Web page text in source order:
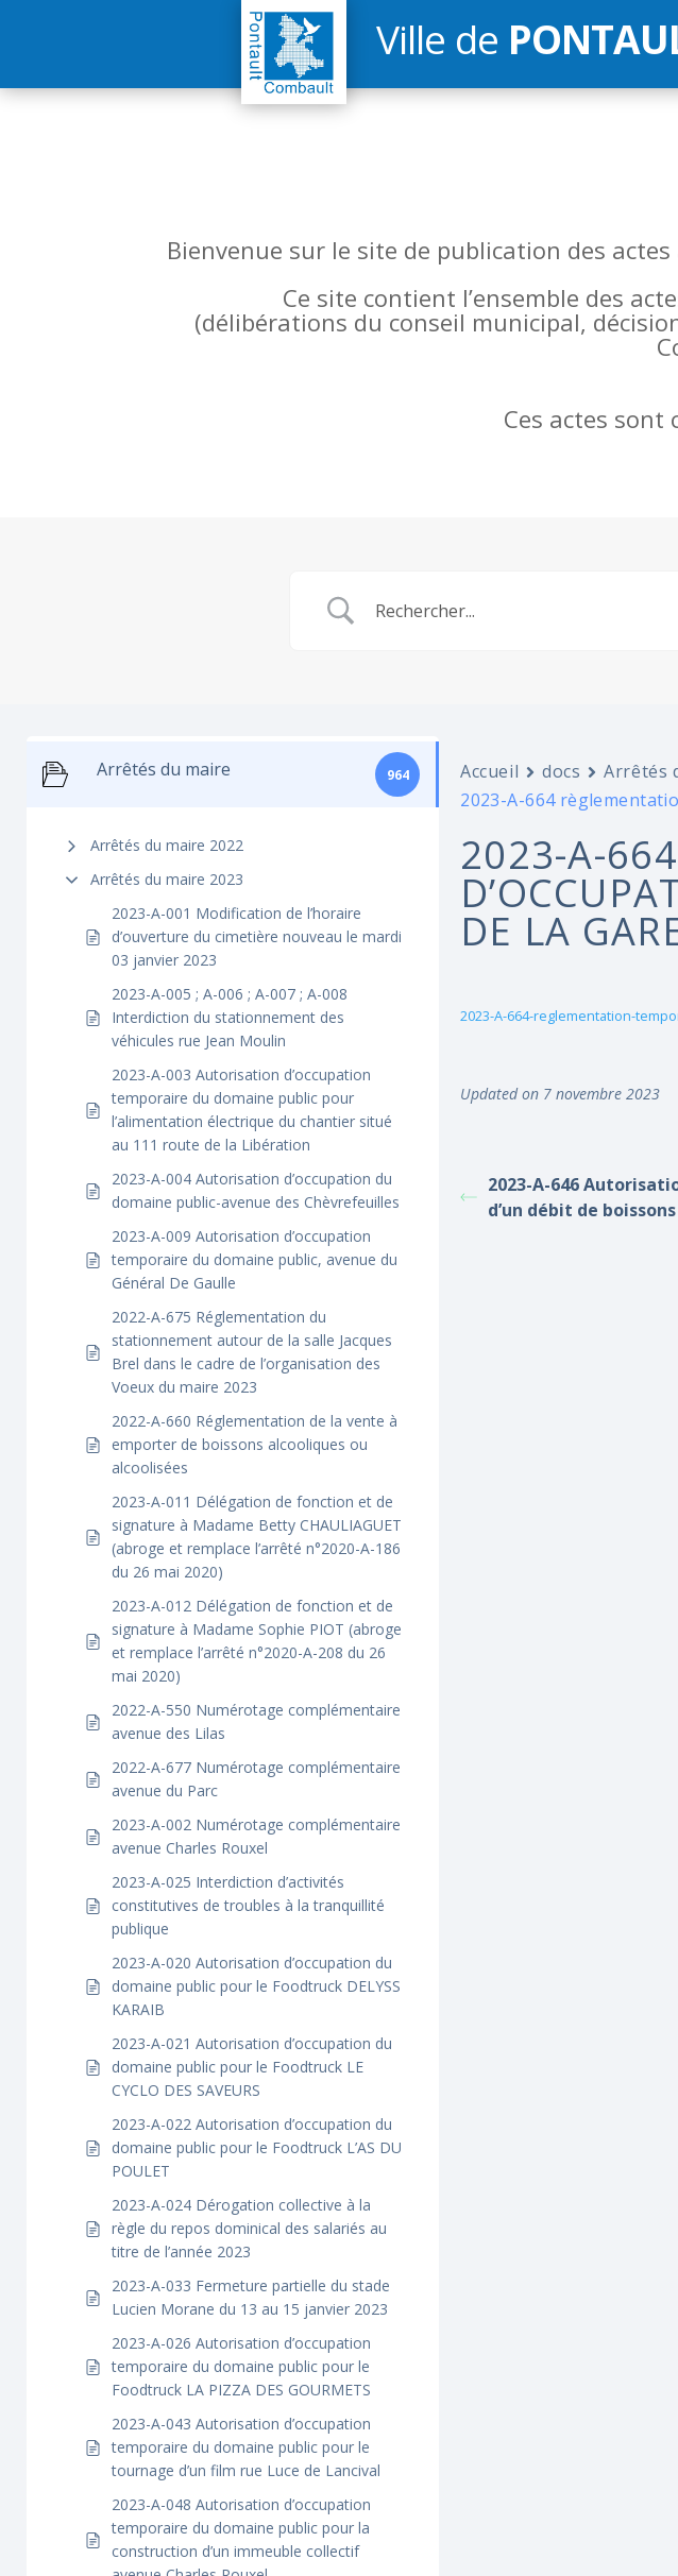
Ville de
Bienvenue sur le site de publication des
Ce site contient l’ensemble des
(délibérations du conseil municipal,
Ces actes
Arrêtés du maire 964
Arrêtés du maire 2022
Arrêtés du maire 2023
2023-A-001 Modification de l’horaire
d’ouverture du cimetière nouveau le mardi
03 janvier 2023
2023-A-005 ; A-006 ; A-007 ; A-008
Interdiction du stationnement des
véhicules rue Jean Moulin
2023-A-003 Autorisation d’occupation
temporaire du domaine public pour
l’alimentation électrique du chantier situé
au 111 route de la Libération
2023-A-004 Autorisation d’occupation du
domaine public-avenue des Chèvrefeuilles
2023-A-009 Autorisation d’occupation
temporaire du domaine public, avenue du
Général De Gaulle
2022-A-675 Réglementation du
stationnement autour de la salle Jacques
Brel dans le cadre de l’organisation des
Voeux du maire 2023
2022-A-660 Réglementation de la vente à
emporter de boissons alcooliques ou
alcoolisées
2023-A-011 Délégation de fonction et de
signature à Madame Betty CHAULIAGUET
(abroge et remplace l’arrêté n°2020-A-186
du 26 mai 2020)
2023-A-012 Délégation de fonction et de
signature à Madame Sophie PIOT (abroge
et remplace l’arrêté n°2020-A-208 du 26
mai 2020)
2022-A-550 Numérotage complémentaire
avenue des Lilas
2022-A-677 Numérotage complémentaire
avenue du Parc
2023-A-002 Numérotage complémentaire
avenue Charles Rouxel
2023-A-025 Interdiction d’activités
constitutives de troubles à la tranquillité
publique
2023-A-020 Autorisation d’occupation du
domaine public pour le Foodtruck DELYSS
KARAIB
2023-A-021 Autorisation d’occupation du
domaine public pour le Foodtruck LE
CYCLO DES SAVEURS
2023-A-022 Autorisation d’occupation du
domaine public pour le Foodtruck L’AS DU
POULET
2023-A-024 Dérogation collective à la
règle du repos dominical des salariés au
titre de l’année 2023
2023-A-033 Fermeture partielle du stade
Lucien Morane du 13 au 15 janvier 2023
2023-A-026 Autorisation d’occupation
temporaire du domaine public pour le
Foodtruck LA PIZZA DES GOURMETS
2023-A-043 Autorisation d’occupation
temporaire du domaine public pour le
tournage d’un film rue Luce de Lancival
2023-A-048 Autorisation d’occupation
temporaire du domaine public pour la
construction d’un immeuble collectif
Accueil docs Arrêtés
2023-A-664
2023-A-
DE LA
2023-A-664-reglementation-
Updated on 7 novembre 2023
2023-A-646
d’un débit de boissons